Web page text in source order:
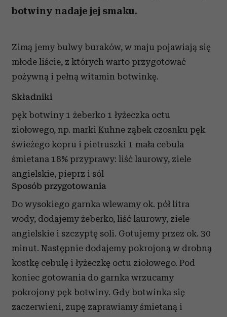
botwiny nadaje jej smaku.
Zimą jemy bulwy buraków, w maju pojawiają się
młode liście, z których warto przygotować
pożywną i pełną witamin botwinkę.
Składniki
pęk botwiny 1 żeberko 1 łyżeczka octu
ziołowego, np. marki Kuhne ząbek czosnku pęk
świeżego kopru i pietruszki 1 mała cebula
śmietana 18% przyprawy: liść laurowy, ziele
angielskie, pieprz i sól
Sposób przygotowania
Do wysokiego garnka wlewamy ok. pół litra
wody, dodajemy żeberko, liść laurowy, ziele
angielskie i szczyptę soli. Gotujemy przez ok. 30
minut. Następnie dodajemy pokrojoną w drobną
kostkę cebulę i łyżeczkę octu ziołowego. Pod
koniec gotowania do garnka wrzucamy
pokrojony pęk botwiny. Gdy botwinka się
zaczerwieni, zupę zaprawiamy śmietaną i